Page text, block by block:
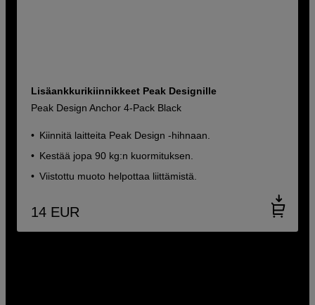
Lisäankkurikiinnikkeet Peak Designille
Peak Design Anchor 4-Pack Black
Kiinnitä laitteita Peak Design -hihnaan.
Kestää jopa 90 kg:n kuormituksen.
Viistottu muoto helpottaa liittämistä.
14 EUR